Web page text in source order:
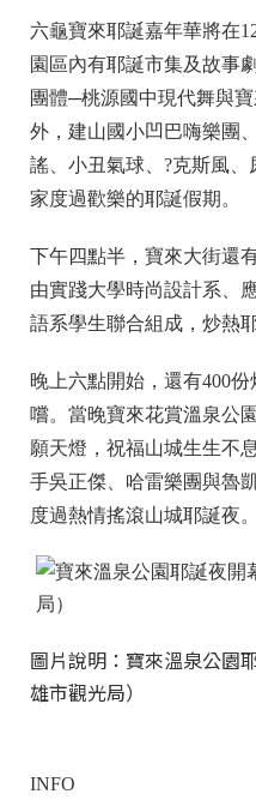
六龜寶來耶誕嘉年華將在
園區內有耶誕市集及故事
團體─桃源國中現代舞與
外，建山國小凹巴嗨樂團
謠、小丑氣球、?克斯風
家度過歡樂的耶誕假期。
下午四點半，寶來大街還
由實踐大學時尚設計系、
語系學生聯合組成，炒熱
晚上六點開始，還有400
嚐。當晚寶來花賞溫泉公
願天燈，祝福山城生生不
手吳正傑、哈雷樂團與魯
度過熱情搖滾山城耶誕夜。
圖片說明：寶來溫泉公園
雄市觀光局）
INFO